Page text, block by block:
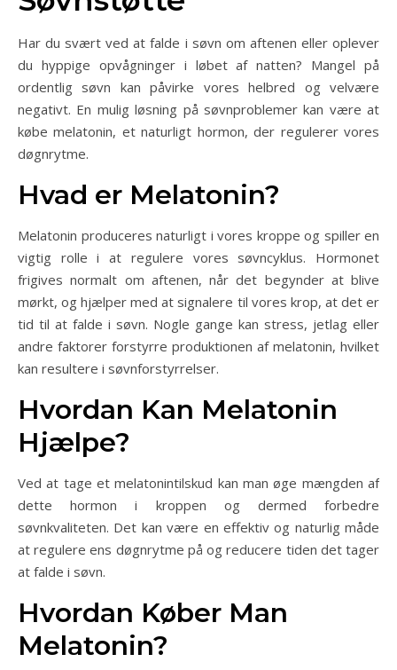
Har du svært ved at falde i søvn om aftenen eller oplever
du hyppige opvågninger i løbet af natten? Mangel på
ordentlig søvn kan påvirke vores helbred og velvære
negativt. En mulig løsning på søvnproblemer kan være at
købe melatonin, et naturligt hormon, der regulerer vores
døgnrytme.
Hvad er Melatonin?
Melatonin produceres naturligt i vores kroppe og spiller en
vigtig rolle i at regulere vores søvncyklus. Hormonet
frigives normalt om aftenen, når det begynder at blive
mørkt, og hjælper med at signalere til vores krop, at det er
tid til at falde i søvn. Nogle gange kan stress, jetlag eller
andre faktorer forstyrre produktionen af melatonin, hvilket
kan resultere i søvnforstyrrelser.
Hvordan Kan Melatonin
Hjælpe?
Ved at tage et melatonintilskud kan man øge mængden af
dette hormon i kroppen og dermed forbedre
søvnkvaliteten. Det kan være en effektiv og naturlig måde
at regulere ens døgnrytme på og reducere tiden det tager
at falde i søvn.
Hvordan Køber Man
Melatonin?